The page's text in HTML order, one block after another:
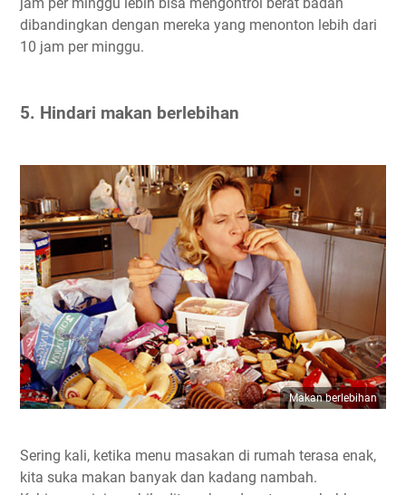
dibandingkan dengan mereka yang menonton lebih dari
10 jam per minggu.
5. Hindari makan berlebihan
Makan berlebihan
Sering kali, ketika menu masakan di rumah terasa enak,
kita suka makan banyak dan kadang nambah.